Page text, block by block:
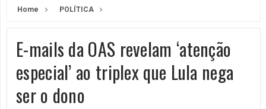
Home POLÍTICA
E-mails da OAS revelam ‘atenção
especial’ ao triplex que Lula nega
ser o dono